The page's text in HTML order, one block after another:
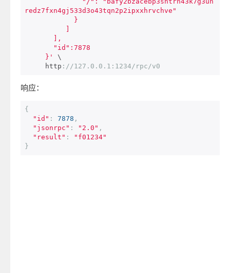
redz7fxn4gj533d3o43tqn2p2ipxxhrvchve"
     }'
\
     http
: //127.0.0.1:1234/rpc/v0
响应：
{
"id" : 7878 ,
"jsonrpc" : "2.0" ,
"result" :
"f01234"
}